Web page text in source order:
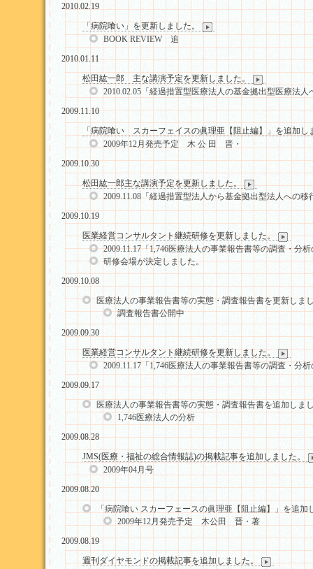
2010.02.19
「病院喰い」を更新しました。
BOOK REVIEW 追
2010.01.11
松田紘一郎 主な講演予定を更新しました。
2010.02.05「経過措置型医療法人の基金拠出型医療法
2009.11.10
「病院喰い スカーフェイスの眞理亜【阻止編】」を追加し
2009年12月発売予定 木 公 田 晋・
2009.10.30
松田紘一郎主な講演予定を更新しました。
2009.11.08「経過措置型法人から基金拠出型法人への
2009.10.19
医業経営コンサルタント継続研修を更新しました。
2009.11.17「1,746医療法人の事業報告書等の調査・分
研修会場が決定しました。
2009.10.08
医療法人の事業報告書等の実態・調査報告書を更新しま
調査報告書公開中
2009.09.30
医業経営コンサルタント継続研修を更新しました。
2009.11.17「1,746医療法人の事業報告書等の調査・分
2009.09.17
医療法人の事業報告書等の実態・調査報告書を追加しま
1,746医療法人の分析
2009.08.28
JMS(医療・福祉の総合情報誌)の掲載記事を追加しました。
2009年04月号
2009.08.20
「病院喰い スカーフェースの眞理亜【阻止編】」を追加
2009年12月発売予定 木公田 晋・著
2009.08.19
週刊ダイヤモンドの掲載記事を追加しました。